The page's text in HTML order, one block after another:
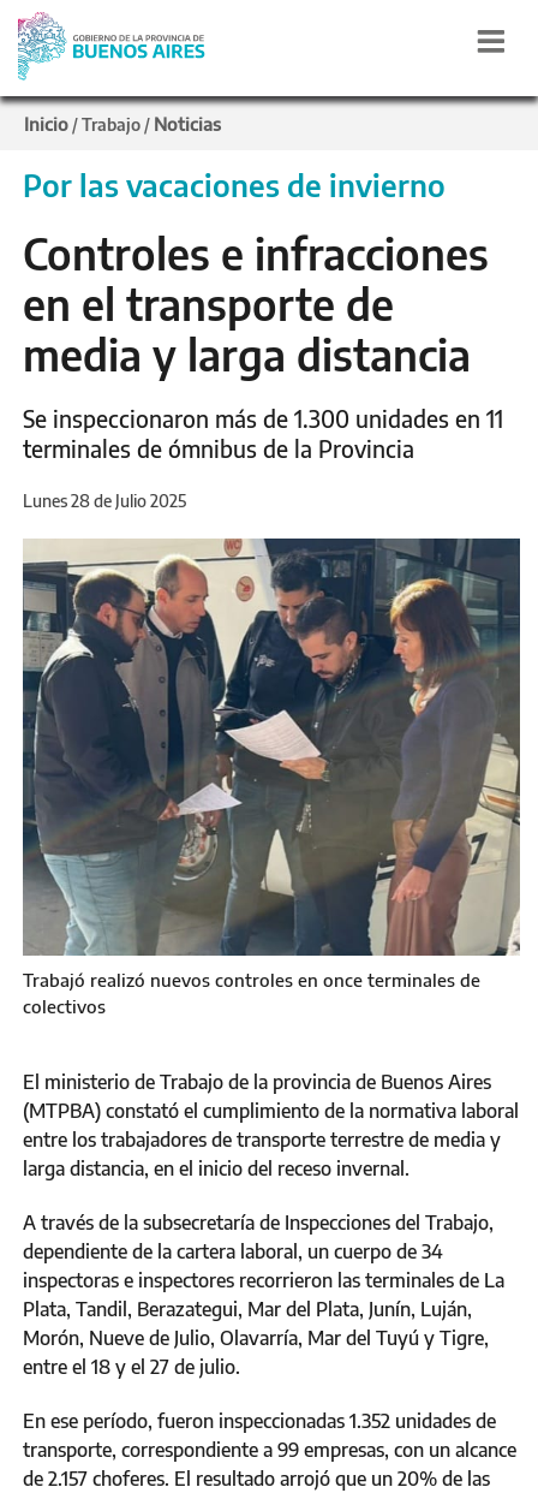
Inicio /Trabajo / Noticias
Por las vacaciones de invierno
Controles e infracciones
en el transporte de
media y larga distancia
Se inspeccionaron más de 1.300 unidades en 11
terminales de ómnibus de la Provincia
Lunes 28 de Julio 2025
Trabajó realizó nuevos controles en once terminales de
colectivos
El ministerio de Trabajo de la provincia de Buenos Aires
(MTPBA) constató el cumplimiento de la normativa laboral
entre los trabajadores de transporte terrestre de media y
larga distancia, en el inicio del receso invernal.
A través de la subsecretaría de Inspecciones del Trabajo,
dependiente de la cartera laboral, un cuerpo de 34
inspectoras e inspectores recorrieron las terminales de La
Plata, Tandil, Berazategui, Mar del Plata, Junín, Luján,
Morón, Nueve de Julio, Olavarría, Mar del Tuyú y Tigre,
entre el 18 y el 27 de julio.
En ese período, fueron inspeccionadas 1.352 unidades de
transporte, correspondiente a 99 empresas, con un alcance
de 2.157 choferes. El resultado arrojó que un 20% de las